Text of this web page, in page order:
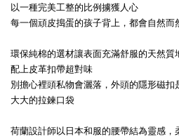
以一種完美工整的比例擄獲人心
每一個頑皮搗蛋的孩子背上，都會自然而
環保純棉的選材讓表面充滿舒服的天然質
配上皮革扣帶超對味
別擔心裡頭私物會灑落，外頭的隱形磁
大大的拉鍊口袋
荷蘭設計師以日本和服的腰帶結為靈感